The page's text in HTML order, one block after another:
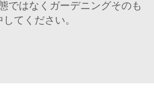
ではなくガーデニングそのも
てください。